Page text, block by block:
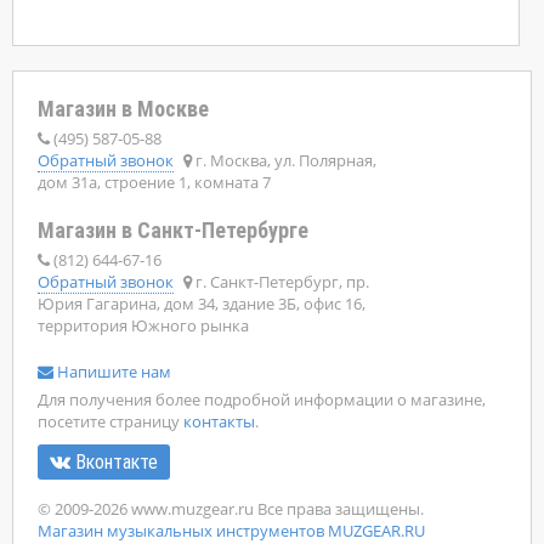
Магазин в Москве
(495) 587-05-88
Обратный звонок
г. Москва, ул. Полярная,
дом 31а, строение 1, комната 7
Магазин в Санкт-Петербурге
(812) 644-67-16
Обратный звонок
г. Санкт-Петербург, пр.
Юрия Гагарина, дом 34, здание 3Б, офис 16,
территория Южного рынка
Напишите нам
Для получения более подробной информации о магазине,
посетите страницу контакты.
Вконтакте
© 2009-2026 www.muzgear.ru Все права защищены.
Магазин музыкальных инструментов MUZGEAR.RU